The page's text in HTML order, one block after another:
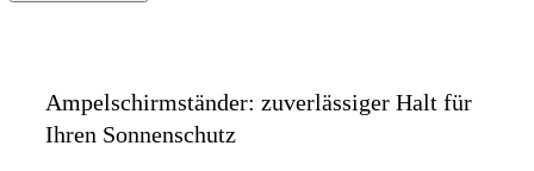
Ampelschirmständer: zuverlässiger Halt für
Ihren Sonnenschutz